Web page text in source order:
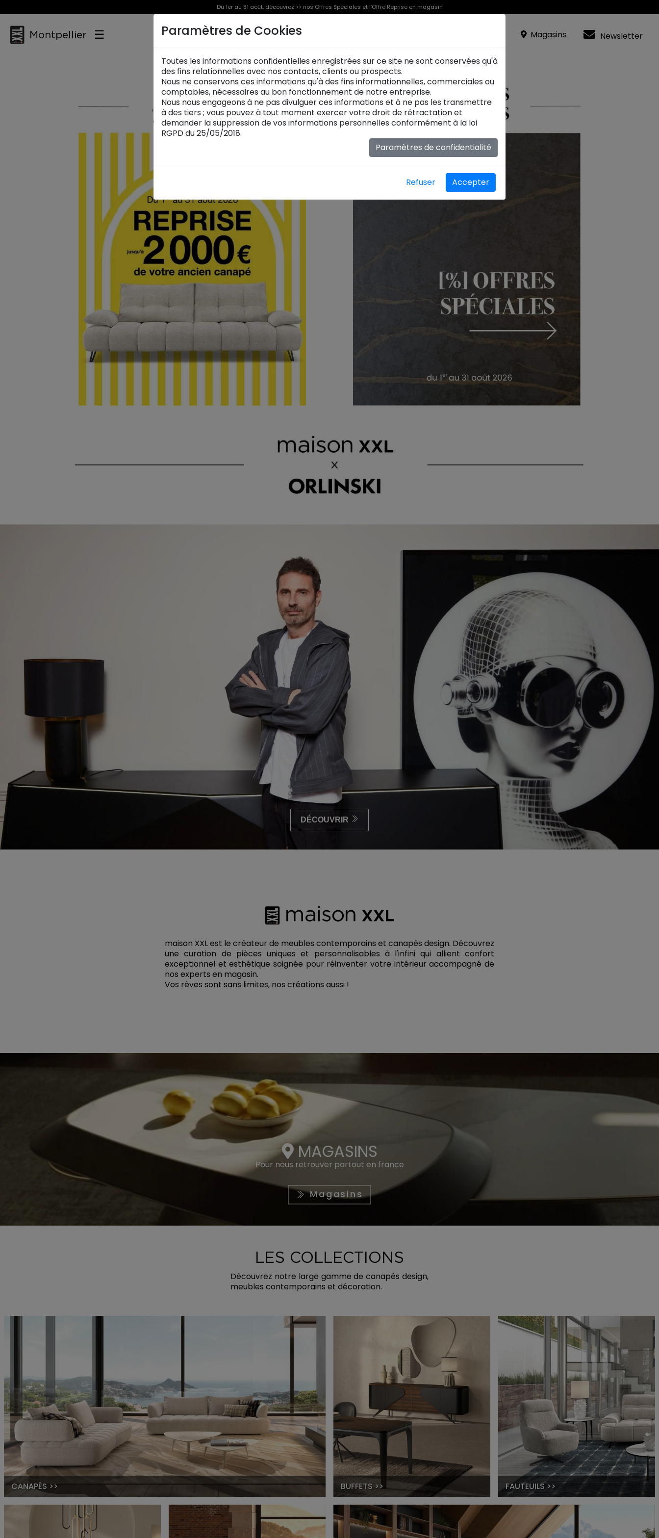
Du 1er au 31 août, découvrez >> nos Offres Spéciales et l’Offre Reprise en magasin
Montpellier ☰ Offre Reprise Offres Spéciales [%] Magasins Newsletter
REPRISE DE VOTRE MOBILIER
Jusqu'à 2000€
OFFRE REPRISE [%] OFFRES SPÉCIALES
DÉCOUVRIR
maison XXL est le créateur de meubles contemporains et canapés design. Découvrez
une curation de pièces uniques et personnalisables à l'infini qui allient confort
exceptionnel et esthétique soignée pour réinventer votre intérieur accompagné de
nos experts en magasin.
Vos rêves sont sans limites, nos créations aussi !
MAGASINS
Pour nous retrouver partout en france
Magasins
LES COLLECTIONS
Découvrez notre large gamme de canapés design,
meubles contemporains et décoration.
CANAPÉS >> BUFFETS >> FAUTEUILS >>
Paramètres de Cookies
Toutes les informations confidentielles enregistrées sur ce site ne sont conservées qu'à
des fins relationnelles avec nos contacts, clients ou prospects.
Nous ne conservons ces informations qu'à des fins informationnelles, commerciales ou
comptables, nécessaires au bon fonctionnement de notre entreprise.
Nous nous engageons à ne pas divulguer ces informations et à ne pas les transmettre
à des tiers ; vous pouvez à tout moment exercer votre droit de rétractation et
demander la suppression de vos informations personnelles conformément à la loi
RGPD du 25/05/2018.
Paramètres de confidentialité
Refuser Accepter